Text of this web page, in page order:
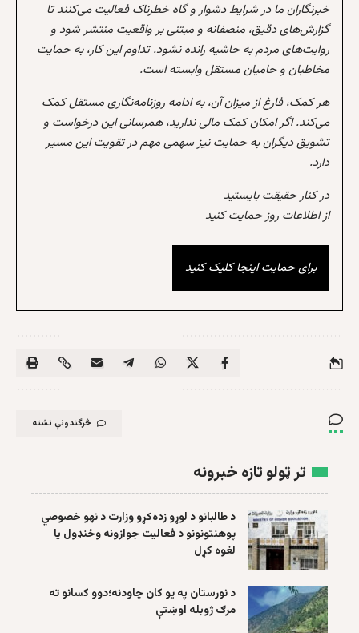
خبرنگاران ما در شرایط دشوار و گاه خطرناک فعالیت می‌کنند تا
گزارش‌های دقیق، منصفانه و مبتنی بر واقعیت منتشر شود و
روایت‌های مردم به حاشیه رانده نشود. تداوم این کار، به حمایت
مخاطبان و حامیان مستقل وابسته است.
هر کمک، فارغ از میزان آن، به ادامه روزنامه‌نگاری مستقل کمک
می‌کند. اگر امکان کمک مالی ندارید، همرسانی این درخواست و
تشویق دیگران به حمایت نیز سهمی مهم در تقویت این مسیر
دارد.
در کنار حقیقت بایستید
از اطلاعات روز حمایت کنید
برای حمایت اینجا کلیک کنید
څرگندونې نشته
تر ټولو تازه خبرونه
د طالبانو د لوړو زده‌کړو وزارت د نهو خصوصي
پوهنتونونو د فعالیت جوازونه وځنډول یا
لغوه کړل
د نورستان په یو کان چاودنه؛دوو کسانو ته
مرګ ژوبله اوښتې